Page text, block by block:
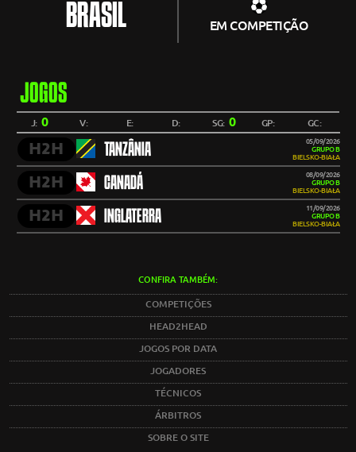
BRASIL EM COMPETIÇÃO
JOGOS
J: 0 V: E: D: SG: 0 GP: GC:
H2H TANZÂNIA
05/09/2026
GRUPO B
BIELSKO-BIAŁA
H2H CANADÁ
08/09/2026
GRUPO B
BIELSKO-BIAŁA
H2H INGLATERRA
11/09/2026
GRUPO B
BIELSKO-BIAŁA
CONFIRA TAMBÉM:
COMPETIÇÕES
HEAD2HEAD
JOGOS POR DATA
JOGADORES
TÉCNICOS
ÁRBITROS
SOBRE O SITE